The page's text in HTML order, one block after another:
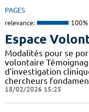
PAGES
relevance: 100%
Espace
Modalités pour se
volontaire
d'investigation
chercheurs
18/02/2026 15:25